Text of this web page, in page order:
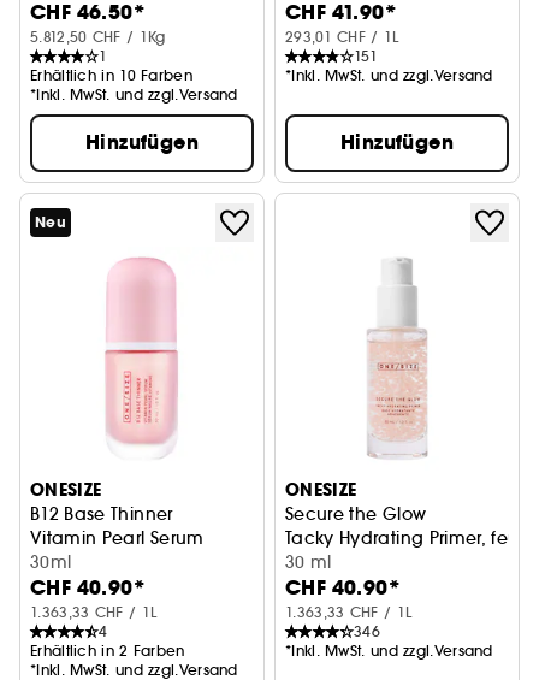
CHF 46.50*
5.812,50 CHF / 1Kg
1
Erhältlich in 10 Farben
*Inkl. MwSt. und zzgl.Versand
Hinzufügen
CHF 41.90*
293,01 CHF / 1L
151
*Inkl. MwSt. und zzgl.Versand
Hinzufügen
Neu
ONESIZE
B12 Base Thinner
Vitamin Pearl Serum
30ml
CHF 40.90*
1.363,33 CHF / 1L
4
Erhältlich in 2 Farben
*Inkl. MwSt. und zzgl.Versand
ONESIZE
Secure the Glow
Tacky Hydrating Primer,
30 ml
CHF 40.90*
1.363,33 CHF / 1L
346
*Inkl. MwSt. und zzgl.Versand